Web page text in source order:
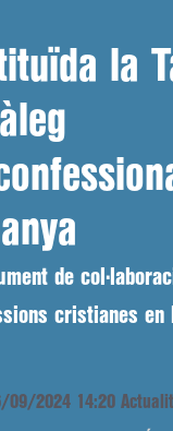
la
de
cristianes en
09/2024 14:20